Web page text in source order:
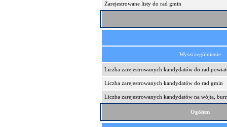
Zarejestrowane listy do rad gmin
Wyszczególnienie
Liczba zarejestrowanych kandydatów do rad
Liczba zarejestrowanych kandydatów do rad gmin
Liczba zarejestrowanych kandydatów na wójta,
Ogółem